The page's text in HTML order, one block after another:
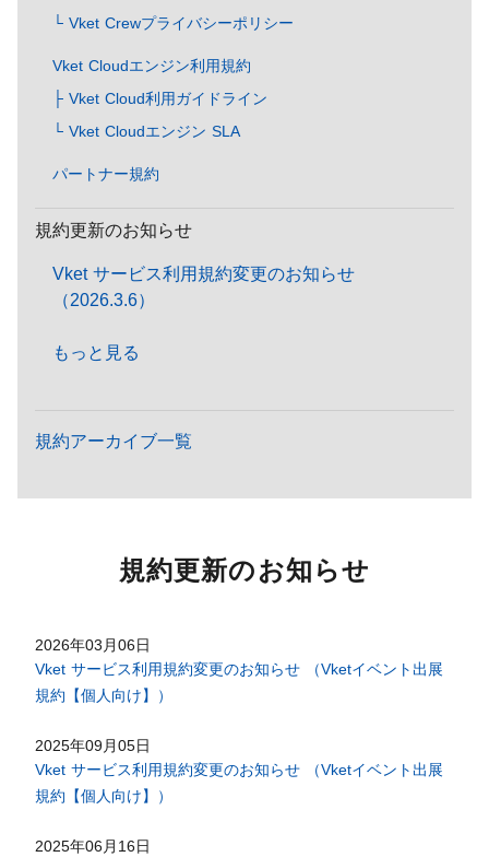
└ Vket Crewプライバシーポリシー
Vket Cloudエンジン利用規約
├ Vket Cloud利用ガイドライン
└ Vket Cloudエンジン SLA
パートナー規約
規約更新のお知らせ
Vket サービス利用規約変更のお知らせ
（2026.3.6）
もっと見る
規約アーカイブ一覧
規約更新のお知らせ
2026年03月06日
Vket サービス利用規約変更のお知らせ （Vketイベント出展
規約【個人向け】）
2025年09月05日
Vket サービス利用規約変更のお知らせ （Vketイベント出展
規約【個人向け】）
2025年06月16日